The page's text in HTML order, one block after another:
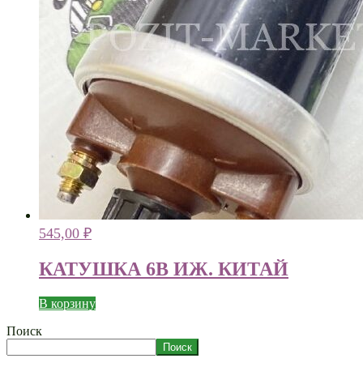
545,00 ₽
КАТУШКА 6В ИЖ. КИТАЙ
В корзину
Поиск
Поиск